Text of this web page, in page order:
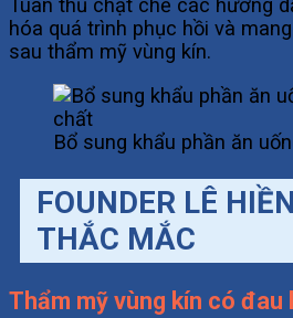
Tuân thủ chặt chẽ các hướng
hóa quá trình phục hồi và
sau thẩm mỹ vùng kín.
Bổ sung khẩu phần ăn
FOUNDER LÊ
THẮC MẮC
Thẩm mỹ vùng kín có đau